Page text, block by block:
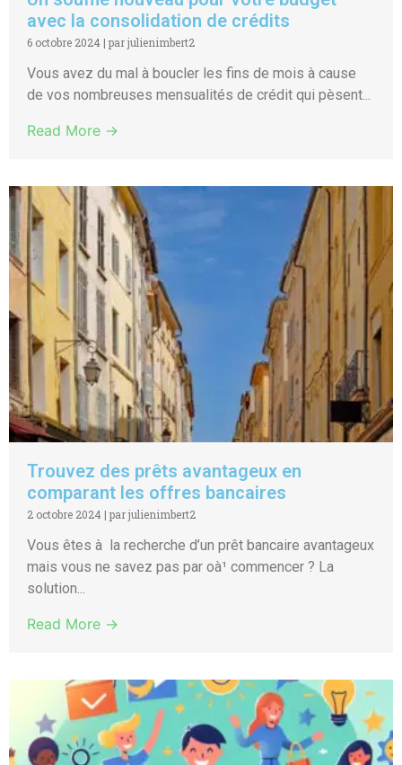
avec la consolidation de crédits
6 octobre 2024 | par julienimbert2
Vous avez du mal à boucler les fins de mois à cause
de vos nombreuses mensualités de crédit qui pèsent...
Read More →
Trouvez des prêts avantageux en
comparant les offres bancaires
2 octobre 2024 | par julienimbert2
Vous êtes à la recherche d’un prêt bancaire avantageux
mais vous ne savez pas par oà¹ commencer ? La
solution...
Read More →